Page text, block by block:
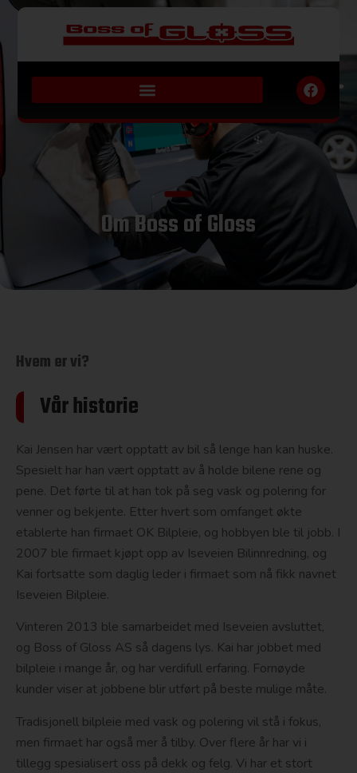
Om Boss of Gloss
Hvem er vi?
Vår historie
Kai Jensen har vært opptatt av bil så lenge han kan huske.
Spesielt har han vært opptatt av å holde bilene rene og
pene. Det førte til at han tok på seg vask og polering for
venner og bekjente. Etter hvert som omfanget økte
etablerte han firmaet OK Bilpleie, og hobbyen ble til jobb. I
2007 ble firmaet kjøpt opp av Iseveien Bilinnredning, og
Kai fortsatte som daglig leder i firmaet som nå fikk navnet
Iseveien Bilpleie.
Vinteren 2013 ble samarbeidet med Iseveien avsluttet,
og Boss of Gloss AS så dagens lys. Kai har jobbet med
bilpleie i mange år, og har verdifull erfaring. Fornøyde
kunder viser at jobbene blir utført på beste mulige måte.
Tradisjonell bilpleie med vask og polering vil stå i fokus,
men firmaet har også mer å tilby. Over flere år har vi i
tillegg spesialisert oss på dekk og felg. Vi har et stort